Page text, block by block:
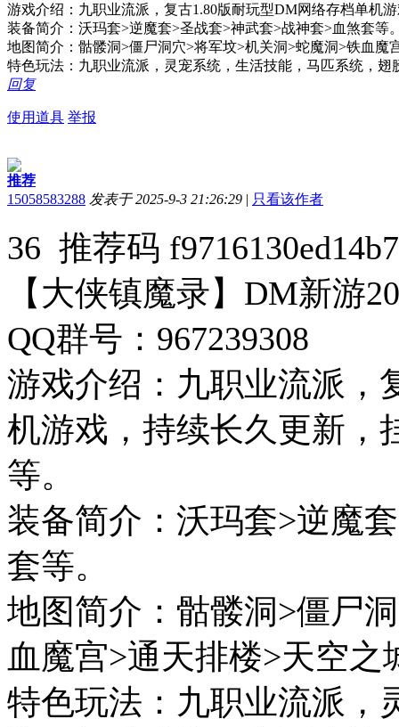
游戏介绍：九职业流派，复古1.80版耐玩型DM网络存档单机
装备简介：沃玛套>逆魔套>圣战套>神武套>战神套>血煞套等
地图简介：骷髅洞>僵尸洞穴>将军坟>机关洞>蛇魔洞>铁血魔
特色玩法：九职业流派，灵宠系统，生活技能，马匹系统，
回复
使用道具 举报
推荐
15058583288 发表于 2025-9-3 21:26:29 | 只看该作者
36 推荐码
【大侠镇魔录】DM新游
QQ群号：967239308
游戏介绍：九职业流派，
机游戏，持续长久更新，
等。
装备简介：沃玛套>逆魔
套等。
地图简介：骷髅洞>僵尸
血魔宫>通天排楼>天空之
特色玩法：九职业流派，